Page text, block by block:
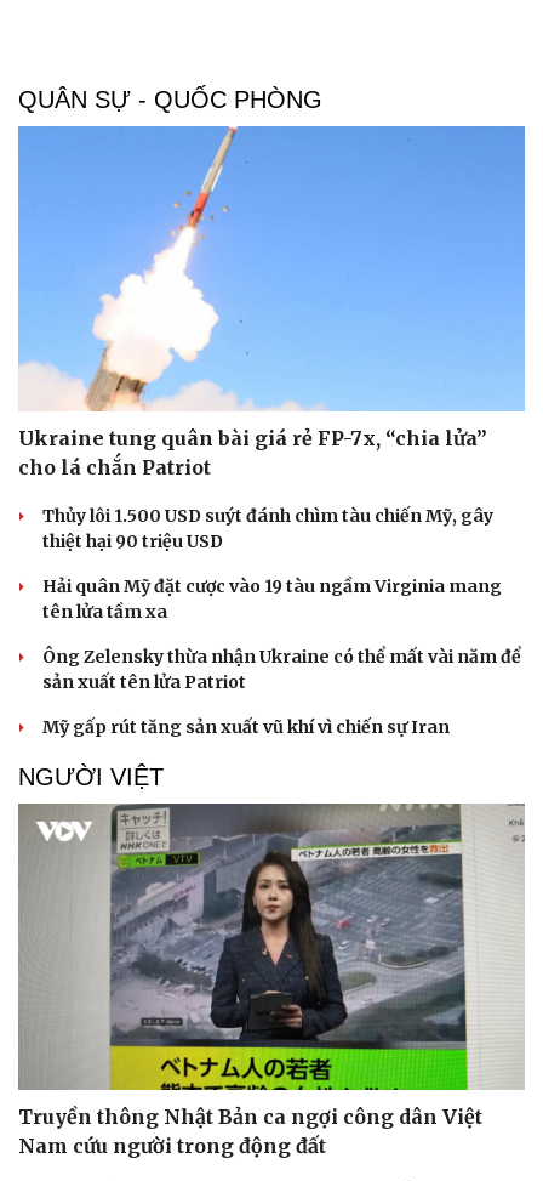
Doanh nghiệp
QUÂN SỰ - QUỐC PHÒNG
Ukraine tung quân bài giá rẻ FP-7x, “chia lửa”
cho lá chắn Patriot
Thủy lôi 1.500 USD suýt đánh chìm tàu chiến Mỹ, gây
thiệt hại 90 triệu USD
Hải quân Mỹ đặt cược vào 19 tàu ngầm Virginia mang
tên lửa tầm xa
Ông Zelensky thừa nhận Ukraine có thể mất vài năm để
sản xuất tên lửa Patriot
Mỹ gấp rút tăng sản xuất vũ khí vì chiến sự Iran
NGƯỜI VIỆT
Truyền thông Nhật Bản ca ngợi công dân Việt
Nam cứu người trong động đất